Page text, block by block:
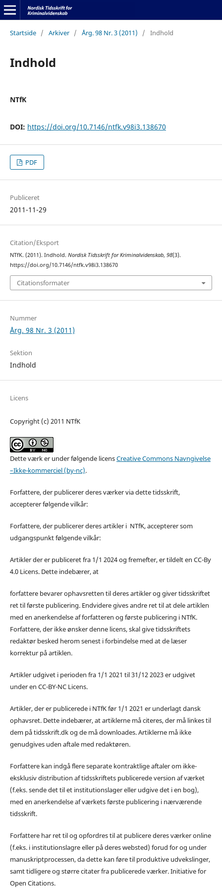
Startside / Arkiver / Årg. 98 Nr. 3 (2011) / Indhold
Indhold
NTfK
DOI: https://doi.org/10.7146/ntfk.v98i3.138670
PDF
Publiceret
2011-11-29
Citation/Eksport
NTfK. (2011). Indhold. Nordisk Tidsskrift for Kriminalvidenskab, 98(3).
https://doi.org/10.7146/ntfk.v98i3.138670
Citationsformater
Nummer
Årg. 98 Nr. 3 (2011)
Sektion
Indhold
Licens
Copyright (c) 2011 NTfK
Dette værk er under følgende licensCreative Commons Navngivelse
–Ikke-kommerciel (by-nc).
Forfattere, der publicerer deres værker via dette tidsskrift,
accepterer følgende vilkår:
Forfattere, der publicerer deres artikler i NTfK, accepterer som
udgangspunkt følgende vilkår:
Artikler der er publiceret fra 1/1 2024 og fremefter, er tildelt en CC-By
4.0 Licens. Dette indebærer, at
forfattere bevarer ophavsretten til deres artikler og giver tidsskriftet
ret til første publicering. Endvidere gives andre ret til at dele artiklen
med en anerkendelse af forfatteren og første publicering i NTfK.
Forfattere, der ikke ønsker denne licens, skal give tidsskriftets
redaktør besked herom senest i forbindelse med at de læser
korrektur på artiklen.
Artikler udgivet i perioden fra 1/1 2021 til 31/12 2023 er udgivet
under en CC-BY-NC Licens.
Artikler, der er publicerede i NTfK før 1/1 2021 er underlagt dansk
ophavsret. Dette indebærer, at artiklerne må citeres, der må linkes til
dem på tidsskrift.dk og de må downloades. Artiklerne må ikke
genudgives uden aftale med redaktøren.
Forfattere kan indgå flere separate kontraktlige aftaler om ikke-
eksklusiv distribution af tidsskriftets publicerede version af værket
(f.eks. sende det til et institutionslager eller udgive det i en bog),
med en anerkendelse af værkets første publicering i nærværende
tidsskrift.
Forfattere har ret til og opfordres til at publicere deres værker online
(f.eks. i institutionslagre eller på deres websted) forud for og under
manuskriptprocessen, da dette kan føre til produktive udvekslinger,
samt tidligere og større citater fra publicerede værker. Initiative for
Open Citations.